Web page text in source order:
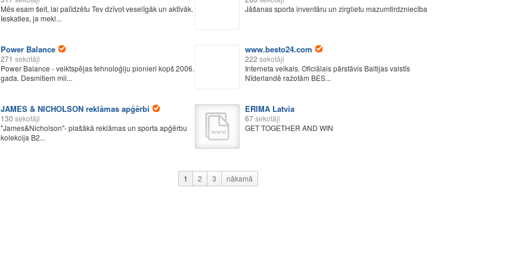
Mēs esam šeit, lai palīdzētu Tev dzīvot veselīgāk un aktīvāk.
Ieskaties, ja mekl...
Jāšanas sporta inventāru un zirglietu mazumtirdzniecība
Power Balance
271 sekotāji
Power Balance - veiktspējas tehnoloģiju pionieri kopš 2006.
gada. Desmitiem mil...
www.besto24.com
222 sekotāji
Interneta veikals. Oficiālais pārstāvis Baltijas valstīs
Nīderlandē ražotām BES...
JAMES & NICHOLSON reklāmas apģērbi
130 sekotāji
"James&Nicholson"- plašākā reklāmas un sporta apģērbu
kolekcija B2...
ERIMA Latvia
67sekotāji
GET TOGETHER AND WIN
1 2 3 nākamā